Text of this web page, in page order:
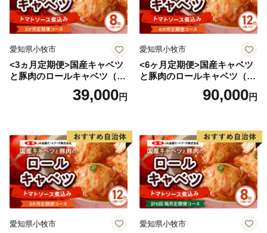
従来の人々のオアシスとして千年も前より引用されてき
たといわれる「千年水」など豊かな山々から生みだされ
の恵みである名水、澄んだ空気により育てられた米は日
本酒のみならず、宍粟の豊かな食を支え、宍粟独自の味
江戸時代後期から約１５０年間作られていた地酒「三
笑」の復活や、伝統ある播州山崎藍染の復活、また女性
蔵人による日本酒バーの開業など、宍粟に息づく文化や
伝統が新たな世代に受け継がれ、今のかたちとなって発
展し続けています。
宍粟市の４町それぞれについて特色ある文化もお伝えし
愛知県小牧市
<3ヵ月定期便>国産キャベツ
と豚肉のロールキャベツ（4P
39,000円
愛知県小牧市
<6ヶ月定期便>国産キャベツ
と豚肉のロールキャベツ（6P
90,000円
愛知県小牧市 愛知県小牧市